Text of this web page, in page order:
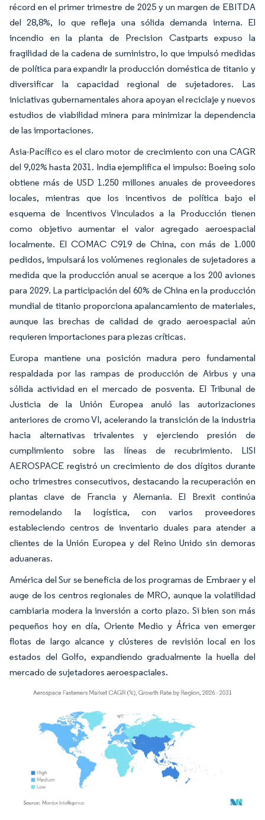
récord en el primer trimestre de 2025 y un margen de EBITDA
del 28,8%, lo que refleja una sólida demanda interna. El
incendio en la planta de Precision Castparts expuso la
fragilidad de la cadena de suministro, lo que impulsó medidas
de política para expandir la producción doméstica de titanio y
diversificar la capacidad regional de sujetadores. Las
iniciativas gubernamentales ahora apoyan el reciclaje y nuevos
estudios de viabilidad minera para minimizar la dependencia
de las importaciones.
Asia-Pacífico es el claro motor de crecimiento con una CAGR
del 9,02% hasta 2031. India ejemplifica el impulso: Boeing solo
obtiene más de USD 1.250 millones anuales de proveedores
locales, mientras que los incentivos de política bajo el
esquema de Incentivos Vinculados a la Producción tienen
como objetivo aumentar el valor agregado aeroespacial
localmente. El COMAC C919 de China, con más de 1.000
pedidos, impulsará los volúmenes regionales de sujetadores a
medida que la producción anual se acerque a los 200 aviones
para 2029. La participación del 60% de China en la producción
mundial de titanio proporciona apalancamiento de materiales,
aunque las brechas de calidad de grado aeroespacial aún
requieren importaciones para piezas críticas.
Europa mantiene una posición madura pero fundamental
respaldada por las rampas de producción de Airbus y una
sólida actividad en el mercado de posventa. El Tribunal de
Justicia de la Unión Europea anuló las autorizaciones
anteriores de cromo VI, acelerando la transición de la industria
hacia alternativas trivalentes y ejerciendo presión de
cumplimiento sobre las líneas de recubrimiento. LISI
AEROSPACE registró un crecimiento de dos dígitos durante
ocho trimestres consecutivos, destacando la recuperación en
plantas clave de Francia y Alemania. El Brexit continúa
remodelando la logística, con varios proveedores
estableciendo centros de inventario duales para atender a
clientes de la Unión Europea y del Reino Unido sin demoras
aduaneras.
América del Sur se beneficia de los programas de Embraer y el
auge de los centros regionales de MRO, aunque la volatilidad
cambiaria modera la inversión a corto plazo. Si bien son más
pequeños hoy en día, Oriente Medio y África ven emerger
flotas de largo alcance y clústeres de revisión local en los
estados del Golfo, expandiendo gradualmente la huella del
mercado de sujetadores aeroespaciales.